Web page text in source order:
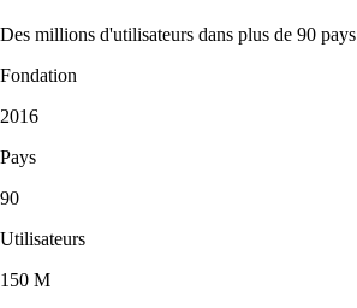
Des millions d'utilisateurs dans plus de 90 pays
Fondation
2016
Pays
90
Utilisateurs
150 M